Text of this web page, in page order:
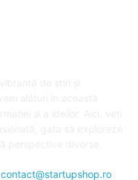
contact@startupshop.ro